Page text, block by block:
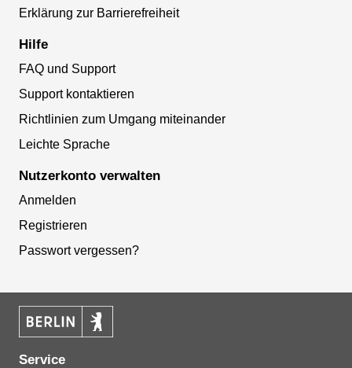
Erklärung zur Barrierefreiheit
Hilfe
FAQ und Support
Support kontaktieren
Richtlinien zum Umgang miteinander
Leichte Sprache
Nutzerkonto verwalten
Anmelden
Registrieren
Passwort vergessen?
Service